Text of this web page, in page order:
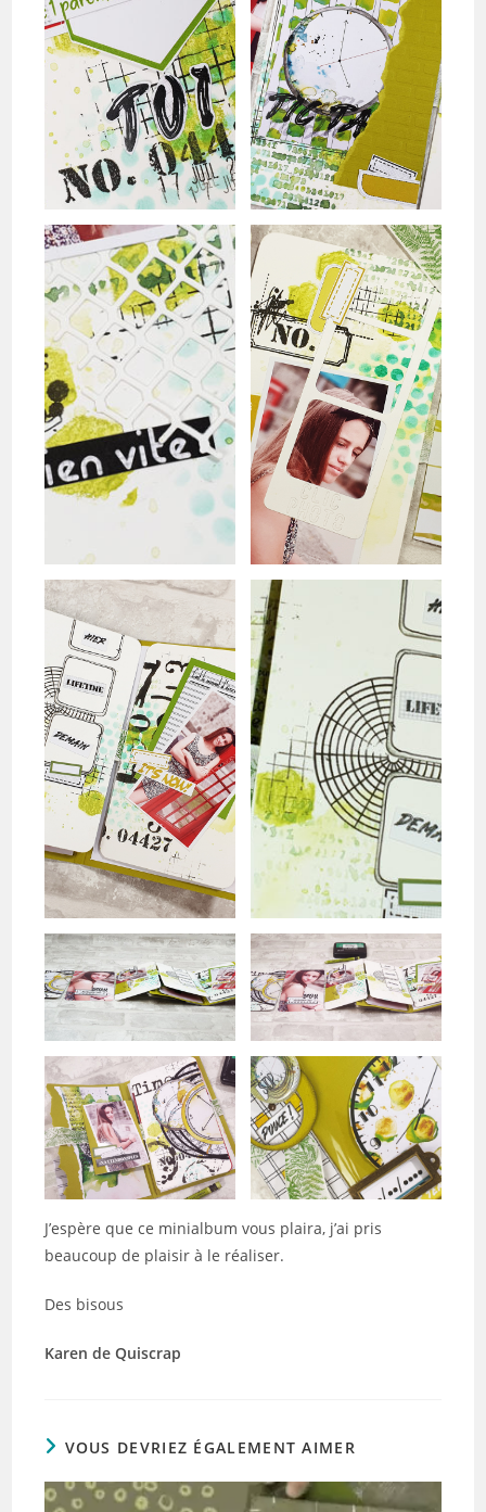
J’espère que ce minialbum vous plaira, j’ai pris
beaucoup de plaisir à le réaliser.
Des bisous
Karen de Quiscrap
VOUS DEVRIEZ ÉGALEMENT AIMER